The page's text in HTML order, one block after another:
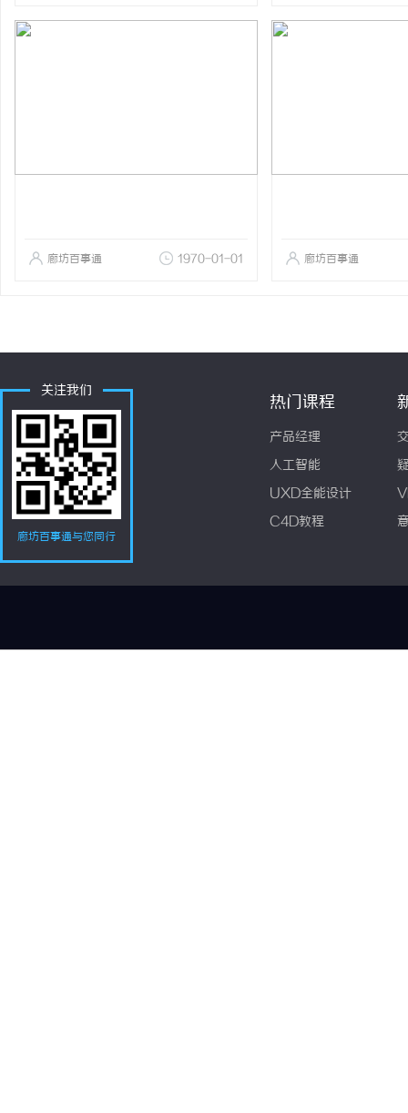
廊坊百事通 1970-01-01 廊坊百事通
关注我们
廊坊百事通与您同行
热门课程
产品经理
人工智能
UXD全能设计
C4D教程